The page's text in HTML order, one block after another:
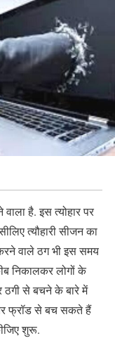
है. इस त्योहार पर
त्यौहारी सीजन का
वाले ठग भी इस समय
निकालकर लोगों के
से बचने के बारे में
फ्रॉड से बच सकते हैं
शुरू.